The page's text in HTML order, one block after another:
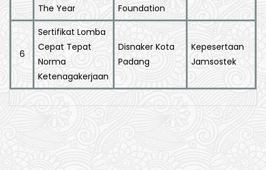
The Year
Foundation
6
Sertifikat Lomba
Cepat Tepat
Norma
Ketenagakerjaan
Disnaker Kota
Padang
Kepesertaan
Jamsostek